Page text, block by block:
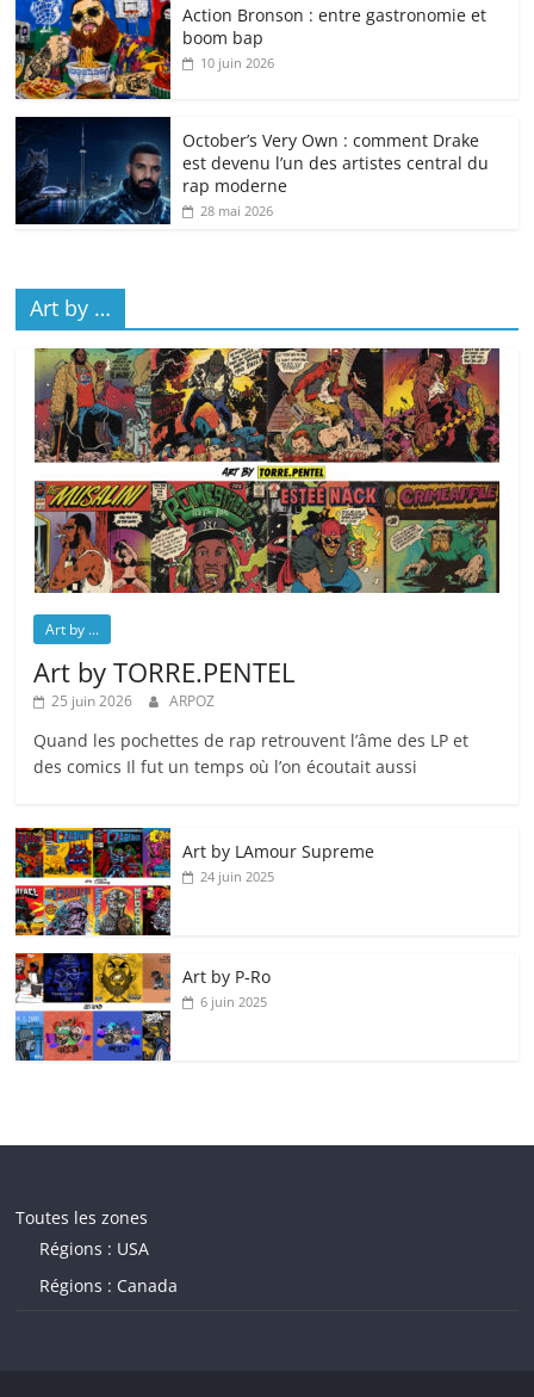
Action Bronson : entre gastronomie et
boom bap
10 juin 2026
October’s Very Own : comment Drake
est devenu l’un des artistes central du
rap moderne
28 mai 2026
Art by …
Art by ...
Art by TORRE.PENTEL
25 juin 2026 ARPOZ
Quand les pochettes de rap retrouvent l’âme des LP et
des comics Il fut un temps où l’on écoutait aussi
Art by LAmour Supreme
24 juin 2025
Art by P‑Ro
6 juin 2025
Toutes les zones
Régions : USA
Régions : Canada